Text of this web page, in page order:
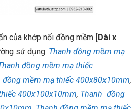
của khớp nối đồng mềm [Dài x
sử dụng: Thanh đồng mềm mạ
đồng mềm mạ thiếc
đồng mềm mạ thiếc 400x80x10mm,
400x100x10mm, Thanh đồng